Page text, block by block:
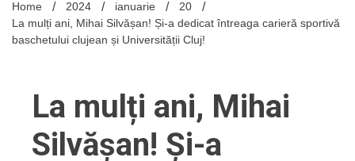
Home 2024 ianuarie
20
La mulți ani, Mihai Silvășan! Și-a dedicat întreaga carieră sportivă
baschetului clujean și Universității Cluj!
La mulți ani, Mihai
Silvășan! Și-a